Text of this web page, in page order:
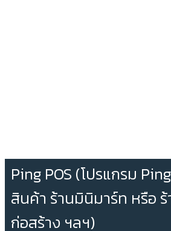
Ping POS (โปรแกรม
สินค้า ร้านมินิมาร์ท หรือ
ก่อสร้าง ฯลฯ)